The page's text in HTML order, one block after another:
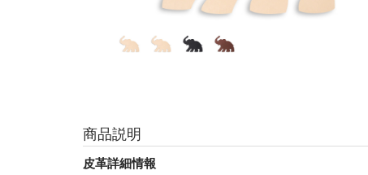
商品説明
皮革詳細情報